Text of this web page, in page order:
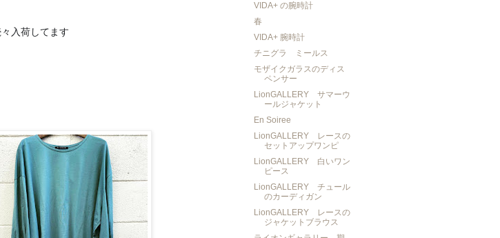
入荷してます
VIDA+ の腕時計
春
VIDA+ 腕時計
チニグラ ミールス
モザイクガラスのディス
ペンサー
LionGALLERY サマーウ
ールジャケット
En Soiree
LionGALLERY レースの
セットアップワンピ
LionGALLERY 白いワン
ピース
LionGALLERY チュール
のカーディガン
LionGALLERY レースの
ジャケットブラウス